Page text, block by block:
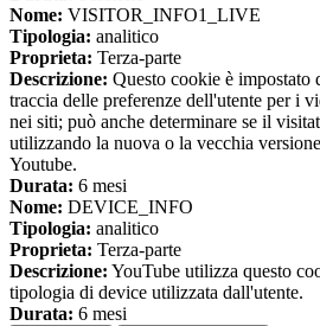
Nome: VISITOR_INFO1_LIVE
Tipologia: analitico
Proprieta: Terza-parte
Descrizione: Questo cookie è impostato
traccia delle preferenze dell'utente per i
nei siti; può anche determinare se il
utilizzando la nuova o la vecchia
Youtube.
Durata: 6 mesi
Nome: DEVICE_INFO
Tipologia: analitico
Proprieta: Terza-parte
Descrizione: YouTube utilizza questo
tipologia di device utilizzata dall'utente.
Durata: 6 mesi